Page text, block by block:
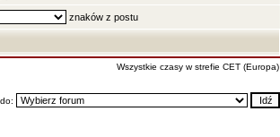
znaków z postu
Wszystkie czasy w strefie CET (Europa)